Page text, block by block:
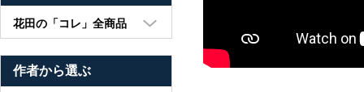
花田の「コレ」全商品
鉢・湯呑・カップ
作者から選ぶ